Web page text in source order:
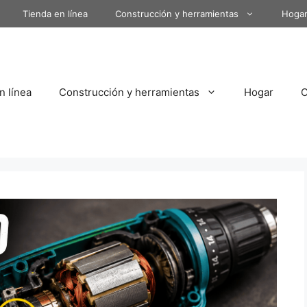
Tienda en línea Construcción y herramientas Hogar
línea Construcción y herramientas Hogar